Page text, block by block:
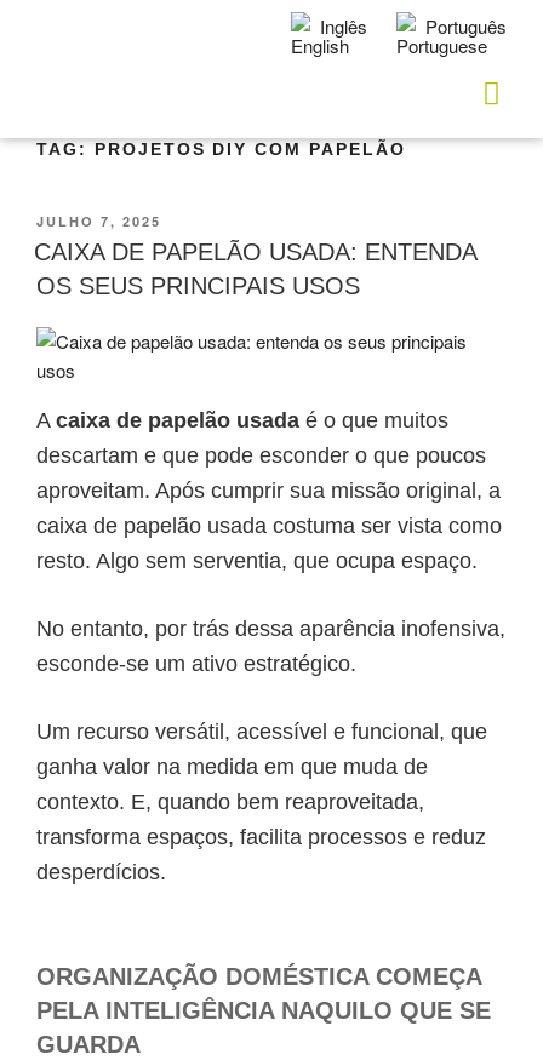
Inglês Português
TAG: PROJETOS DIY COM PAPELÃO
JULHO 7, 2025
CAIXA DE PAPELÃO USADA: ENTENDA
OS SEUS PRINCIPAIS USOS
A caixa de papelão usada é o que muitos
descartam e que pode esconder o que poucos
aproveitam. Após cumprir sua missão original, a
caixa de papelão usada costuma ser vista como
resto. Algo sem serventia, que ocupa espaço.
No entanto, por trás dessa aparência inofensiva,
esconde-se um ativo estratégico.
Um recurso versátil, acessível e funcional, que
ganha valor na medida em que muda de
contexto. E, quando bem reaproveitada,
transforma espaços, facilita processos e reduz
desperdícios.
ORGANIZAÇÃO DOMÉSTICA COMEÇA
PELA INTELIGÊNCIA NAQUILO QUE SE
GUARDA